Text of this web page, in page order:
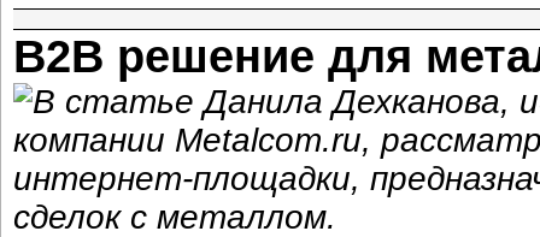
B2B решение для
В статье Данила Дехканова,
компании Metalcom.ru,
интернет-площадки,
сделок с металлом.